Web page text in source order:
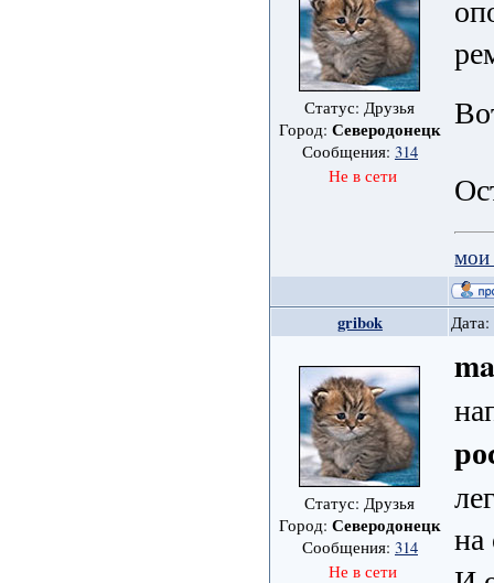
Статус: Друзья
Город: Северодонецк
Сообщения: 314
Не в сети
мои
gribok
Статус: Друзья
Город: Северодонецк
Сообщения: 314
Не в сети